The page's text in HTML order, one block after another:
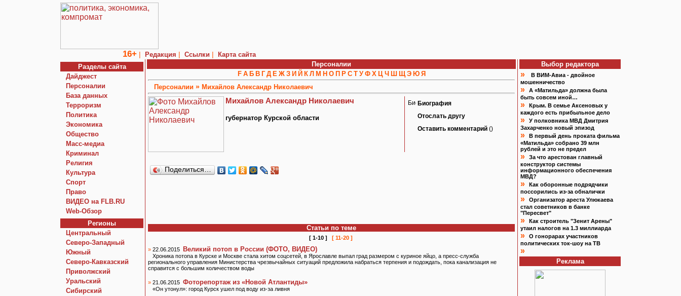
16+ | Редакция | Ссылки |
Карта сайта
Разделы сайта
Дайджест
Персоналии
База данных
Терроризм
Политика
Экономика
Общество
Macc-медиа
Криминал
Религия
Культура
Спорт
Право
ВИДЕО на FLB.RU
Web-Обзор
Регионы
Центральный
Северо-Западный
Южный
Северо-Кавказский
Приволжский
Уральский
Сибирский
Персоналии
F А Б В Г Д Е Ж З И Й К Л М Н О П Р С Т У Ф Х Ц Ч Ш Щ Э Ю Я
Персоналии » Михайлов Александр Николаевич
Михайлов Александр Николаевич
губернатор Курской области
Биография
Отослать другу
Оставить комментарий ()
Поделиться…
Статьи по теме
[ 1-10 ]
[ 11-20 ]
» 22.06.2015 Великий потоп в России (ФОТО, ВИДЕО)
Хроника потопа в Курске и Москве стала хитом соцсетей, в Ярославле выпал град размером с куриное яйцо, а пресс-служба
регионального управления Министерства чрезвычайных ситуаций предложила набраться терпения и подождать, пока канализация не
справится с большим количеством воды
» 21.06.2015 Фоторепортаж из «Новой Атлантиды»
«Он утонул»: город Курск ушел под воду из-за ливня
Выбор редактора
»
В ВИМ-Авиа - двойное
мошенничество
»
А «Матильда» должна была
быть совсем иной…
»
Крым. В семье Аксеновых у
каждого есть прибыльное дело
»
У полковника МВД Дмитрия
Захарченко новый эпизод
»
В первый день проката фильма
«Матильда» собрано 39 млн
рублей и это не предел
»
За что арестован главный
конструктор системы
информационного обеспечения
МВД?
»
Как оборонные подрядчики
поссорились из-за обналички
»
Организатор ареста Улюкаева
стал советников в банке
"Пересвет"
»
Как строитель "Зенит Арены"
утаил налогов на 1.3 миллиарда
»
О гонорарах участников
политических ток-шоу на ТВ
»
Реклама